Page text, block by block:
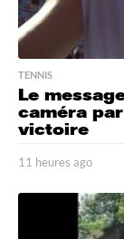
TENNIS
Le
caméra
victoire
11 heures ago
h
e
u